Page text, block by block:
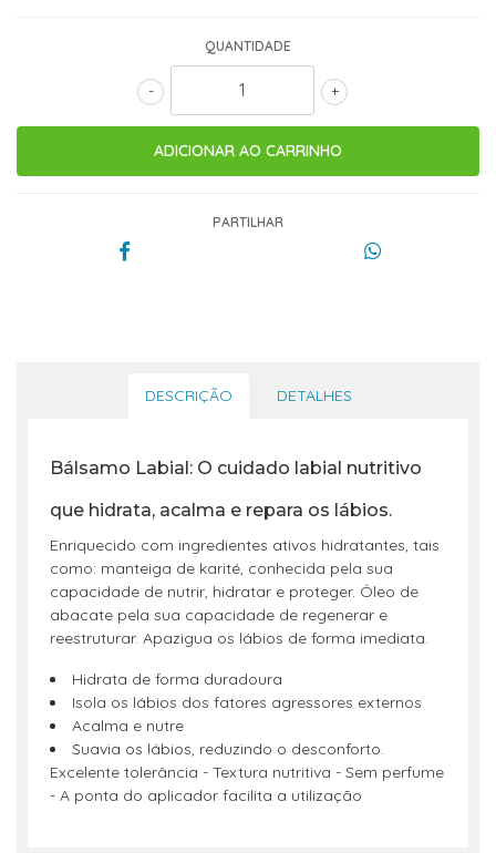
QUANTIDADE
+
-
PARTILHAR
DESCRIÇÃO DETALHES
Bálsamo Labial: O cuidado labial nutritivo
que hidrata, acalma e repara os lábios.
Enriquecido com ingredientes ativos hidratantes, tais
como: manteiga de karité, conhecida pela sua
capacidade de nutrir, hidratar e proteger. Óleo de
abacate pela sua capacidade de regenerar e
reestruturar. Apazigua os lábios de forma imediata.
Hidrata de forma duradoura
Isola os lábios dos fatores agressores externos
Acalma e nutre
Suavia os lábios, reduzindo o desconforto.
Excelente tolerância - Textura nutritiva - Sem perfume
- A ponta do aplicador facilita a utilização